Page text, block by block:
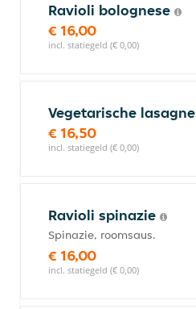
Ravioli bolognese
€ 16,00
incl. statiegeld (€ 0,00)
Vegetarische lasagne
€ 16,50
incl. statiegeld (€ 0,00)
Ravioli spinazie
Spinazie, roomsaus.
€ 16,00
incl. statiegeld (€ 0,00)